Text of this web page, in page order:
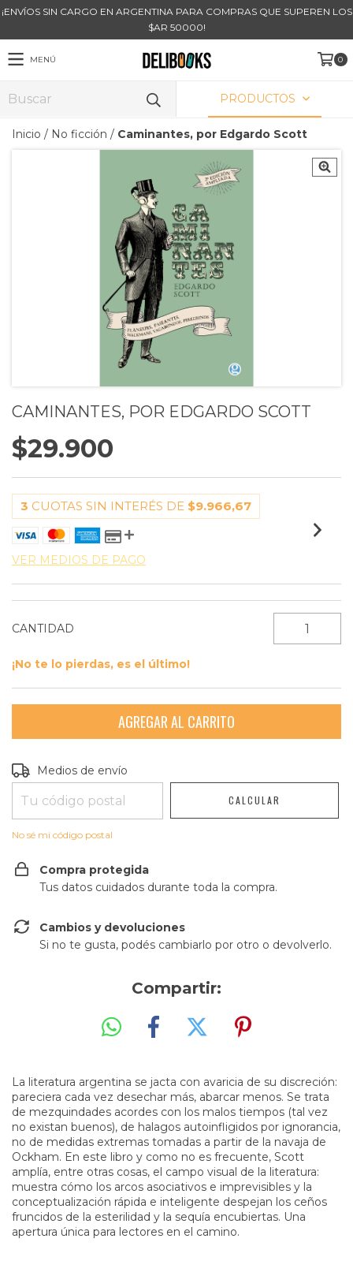
¡ENVÍOS SIN CARGO EN ARGENTINA PARA COMPRAS QUE SUPEREN LOS
$AR 50000!
MENÚ 0
PRODUCTOS
Inicio / No ficción / Caminantes, por Edgardo Scott
CAMINANTES, POR EDGARDO SCOTT
$29.900
3 CUOTAS SIN INTERÉS DE $9.966,67
VER MEDIOS DE PAGO
CANTIDAD
¡No te lo pierdas, es el último!
Entregas para el CP:
Medios de envío
CALCULAR
No sé mi código postal
Compra protegida
Tus datos cuidados durante toda la compra.
Cambios y devoluciones
Si no te gusta, podés cambiarlo por otro o devolverlo.
Compartir:
La literatura argentina se jacta con avaricia de su discreción:
pareciera cada vez desechar más, abarcar menos. Se trata
de mezquindades acordes con los malos tiempos (tal vez
no existan buenos), de halagos autoinfligidos por ignorancia,
no de medidas extremas tomadas a partir de la navaja de
Ockham. En este libro y como no es frecuente, Scott
amplía, entre otras cosas, el campo visual de la literatura:
muestra cómo los arcos asociativos e imprevisibles y la
conceptualización rápida e inteligente despejan los ceños
fruncidos de la esterilidad y la sequía encubiertas. Una
apertura única para lectores en el camino.